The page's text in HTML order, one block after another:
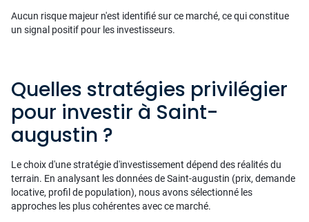
Aucun risque majeur n'est identifié sur ce marché, ce qui constitue
un signal positif pour les investisseurs.
Quelles stratégies privilégier
pour investir à Saint-
augustin ?
Le choix d'une stratégie d'investissement dépend des réalités du
terrain. En analysant les données de Saint-augustin (prix, demande
locative, profil de population), nous avons sélectionné les
approches les plus cohérentes avec ce marché.